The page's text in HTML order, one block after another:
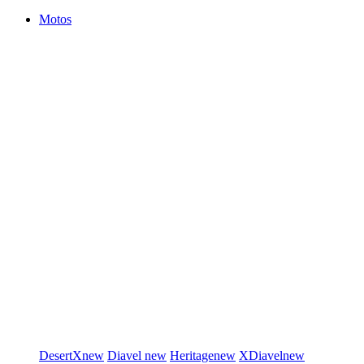
Motos
DesertXnew Diavel new Heritagenew XDiavelnew